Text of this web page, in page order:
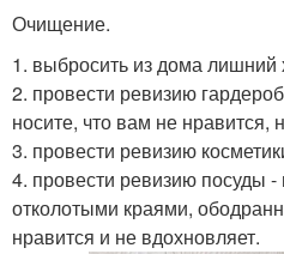
Очищение.
1. выбросить из дома лишний
2. провести ревизию
носите, что вам не нравится,
3. провести ревизию
4. провести ревизию посуды -
отколотыми краями,
нравится и не вдохновляет.